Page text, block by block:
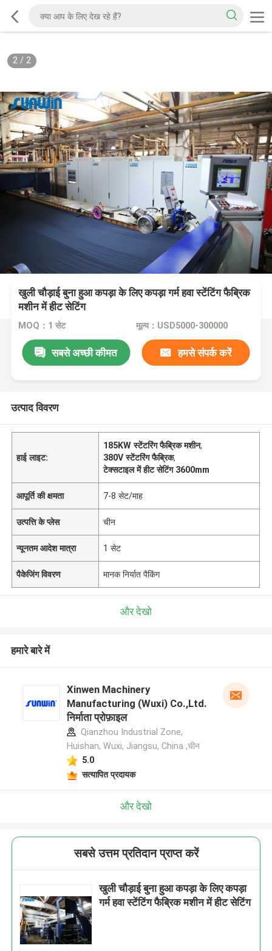
2/ 2
खुली चौड़ाई बुना हुआ कपड़ा के लिए कपड़ा गर्म हवा स्टेंटिंग फैब्रिक
मशीन में हीट सेटिंग
MOQ：1 सेट मूल्य：USD5000-300000
सबसे अच्छी कीमत हमसे संपर्क करें
उत्पाद विवरण
हाई लाइट:
185KW स्टेंटरिंग फैब्रिक मशीन,
380V स्टेंटरिंग फैब्रिक,
टेक्सटाइल में हीट सेटिंग 3600mm
आपूर्ति की क्षमता 7-8 सेट/माह
उत्पत्ति के प्लेस चीन
न्यूनतम आदेश मात्रा 1 सेट
पैकेजिंग विवरण मानक निर्यात पैकिंग
और देखो
हमारे बारे में
Xinwen Machinery
Manufacturing (Wuxi) Co.,Ltd.
निर्माता प्रोफ़ाइल
Qianzhou Industrial Zone,
Huishan, Wuxi, Jiangsu, China ,चीन
5.0
सत्यापित प्रदायक
और देखो
सबसे उत्तम प्रतिदान प्राप्त करें
खुली चौड़ाई बुना हुआ कपड़ा के लिए कपड़ा
गर्म हवा स्टेंटिंग फैब्रिक मशीन में हीट सेटिंग